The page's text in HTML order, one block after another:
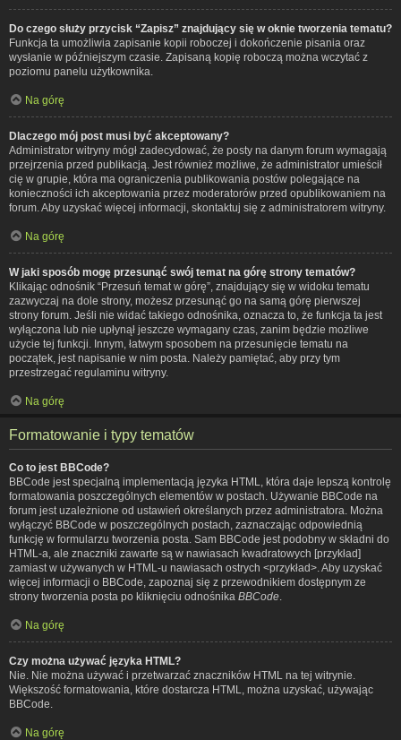
Do czego służy przycisk “Zapisz” znajdujący się w oknie tworzenia tematu?
Funkcja ta umożliwia zapisanie kopii roboczej i dokończenie pisania oraz
wysłanie w późniejszym czasie. Zapisaną kopię roboczą można wczytać z
poziomu panelu użytkownika.
Na górę
Dlaczego mój post musi być akceptowany?
Administrator witryny mógł zadecydować, że posty na danym forum wymagają
przejrzenia przed publikacją. Jest również możliwe, że administrator umieścił
cię w grupie, która ma ograniczenia publikowania postów polegające na
konieczności ich akceptowania przez moderatorów przed opublikowaniem na
forum. Aby uzyskać więcej informacji, skontaktuj się z administratorem witryny.
Na górę
W jaki sposób mogę przesunąć swój temat na górę strony tematów?
Klikając odnośnik “Przesuń temat w górę”, znajdujący się w widoku tematu
zazwyczaj na dole strony, możesz przesunąć go na samą górę pierwszej
strony forum. Jeśli nie widać takiego odnośnika, oznacza to, że funkcja ta jest
wyłączona lub nie upłynął jeszcze wymagany czas, zanim będzie możliwe
użycie tej funkcji. Innym, łatwym sposobem na przesunięcie tematu na
początek, jest napisanie w nim posta. Należy pamiętać, aby przy tym
przestrzegać regulaminu witryny.
Na górę
Formatowanie i typy tematów
Co to jest BBCode?
BBCode jest specjalną implementacją języka HTML, która daje lepszą kontrolę
formatowania poszczególnych elementów w postach. Używanie BBCode na
forum jest uzależnione od ustawień określanych przez administratora. Można
wyłączyć BBCode w poszczególnych postach, zaznaczając odpowiednią
funkcję w formularzu tworzenia posta. Sam BBCode jest podobny w składni do
HTML-a, ale znaczniki zawarte są w nawiasach kwadratowych [przykład]
zamiast w używanych w HTML-u nawiasach ostrych <przykład>. Aby uzyskać
więcej informacji o BBCode, zapoznaj się z przewodnikiem dostępnym ze
strony tworzenia posta po kliknięciu odnośnika BBCode
Na górę
Czy można używać języka HTML?
Nie. Nie można używać i przetwarzać znaczników HTML na tej witrynie.
Większość formatowania, które dostarcza HTML, można uzyskać, używając
BBCode.
Na górę